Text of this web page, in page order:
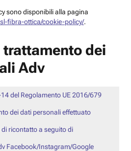
sono disponibili alla pagina
fibra-ottica/cookie-policy/.
dei
Adv
del Regolamento UE 2016/679
dei dati personali effettuato
di ricontatto a seguito di
Facebook/Instagram/Google